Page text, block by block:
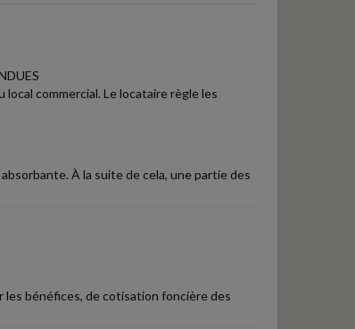
commercial. Le locataire règle les
À la suite de cela, une partie des
bénéfices, de cotisation foncière des